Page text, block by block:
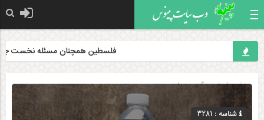
فلسطین همچنان مسئله نخست جهان
صفحه اصلی» گروه »علمی
شناسه : 3281